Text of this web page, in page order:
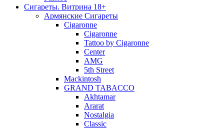
Сигареты. Витрина 18+
Армянские Сигареты
Cigaronne
Cigaronne
Tattoo by Cigaronne
Center
AMG
5th Street
Mackintosh
GRAND TABACCO
Akhtamar
Ararat
Nostalgia
Classic